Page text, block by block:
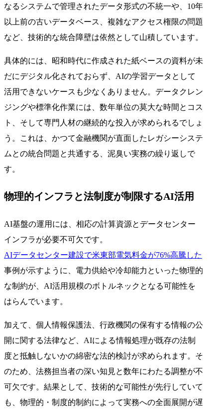
なるシステムで管理されたデータ形式の不統一や、10年
以上前の古いデータベース、複雑なアクセス権限の問題
など、技術的な統合障壁は依然として山積しています。
具体的には、昭和時代に作成された紙ベースの資料が未
だにデジタル化されておらず、AIの学習データとして
活用できないケースも少なくありません。データクレン
ジングや標準化作業には、数年単位の莫大な時間とコス
ト、そして専門人材の継続的な投入が求められるでしょ
う。これは、かつて金融機関が直面したレガシーシステ
ムとの統合問題と共通する、泥臭い実務の繰り返しで
す。
物理的インフラと法制度が制限するAI活用
AI基盤の運用には、相応の計算資源とデータセンター
インフラが必要不可欠です。
AIデータセンター建設で米東部電気料金が76%高騰した
事例が示すように、電力供給や冷却能力といった物理的
な制約が、AI活用規模のボトルネックとなる可能性を
はらんでいます。
加えて、個人情報保護法、行政機関の保有する情報の公
開に関する法律など、AIによる情報処理が既存の法制
度と抵触しないかの綿密な法的検討が求められます。そ
のため、法務担当者の深い知見と数年にわたる調整が不
可欠です。結果として、技術的な可能性が先行していて
も、物理的・制度的制約によって実務への全面展開が遅